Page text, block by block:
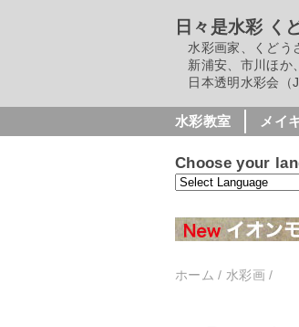
日々是水彩 く
水彩画家、くどう
新浦安、市川ほか
日本透明水彩会（
水彩教室 メイ
Choose your
ホーム / 水彩画 /